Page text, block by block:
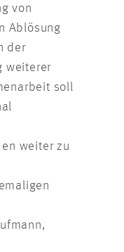
von
Ablösung
der
weiterer
soll
weiter zu